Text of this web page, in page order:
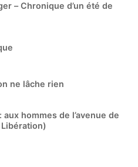
– Chronique d’un été de
ne lâche rien
hommes de l’avenue de